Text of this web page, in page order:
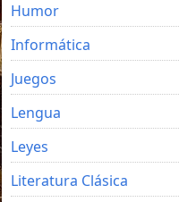
Humor
Informática
Juegos
Lengua
Leyes
Literatura Clásica